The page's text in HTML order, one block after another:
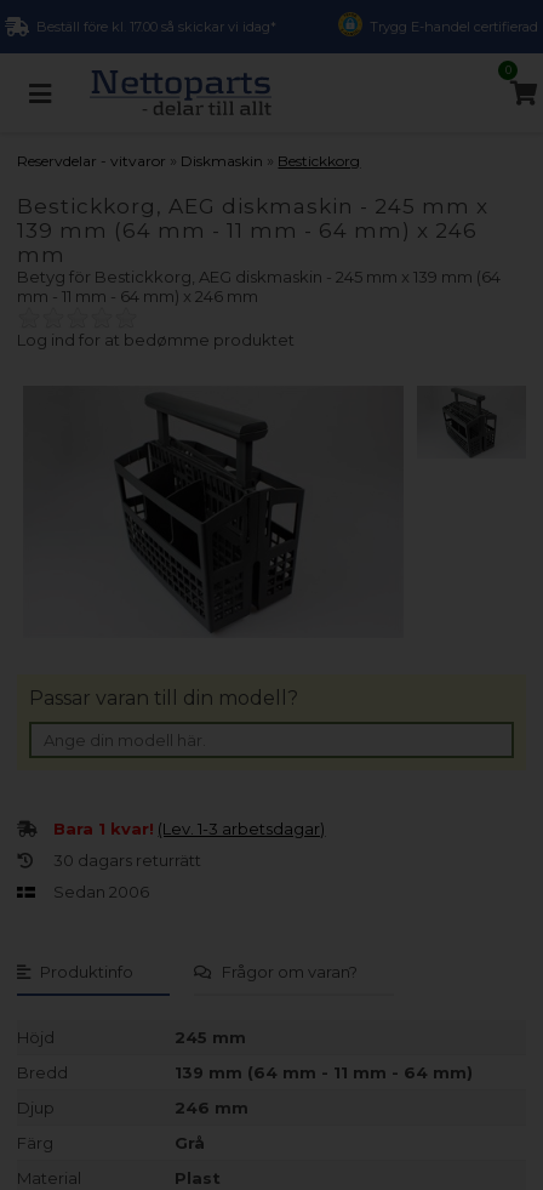
Beställ före kl. 17.00 så skickar vi idag* Trygg E-handel certifierad
0
Reservdelar - vitvaror » Diskmaskin » Bestickkorg
Bestickkorg, AEG diskmaskin - 245 mm x
139 mm (64 mm - 11 mm - 64 mm) x 246
mm
Betyg för Bestickkorg, AEG diskmaskin - 245 mm x 139 mm (64
mm - 11 mm - 64 mm) x 246 mm
Log ind for at bedømme produktet
Produktinfo Frågor om varan?
Höjd
245 mm
Bredd
139 mm (64 mm - 11 mm - 64 mm)
Djup
246 mm
Färg
Grå
Material
Plast
Bara 1 kvar! (Lev. 1-3 arbetsdagar)
30 dagars returrätt
Sedan 2006
Passar varan till din modell?